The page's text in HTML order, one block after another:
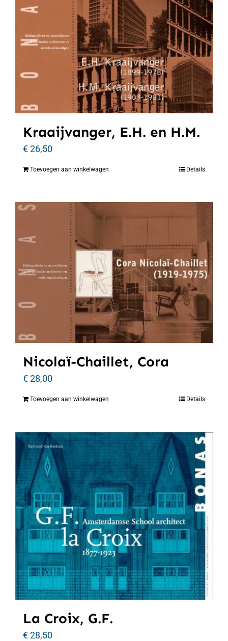
Kraaijvanger, E.H. en H.M.
€26,50
Toevoegen aan winkelwagen Details
Nicolaï-Chaillet, Cora
€28,00
Toevoegen aan winkelwagen Details
La Croix, G.F.
€28,50